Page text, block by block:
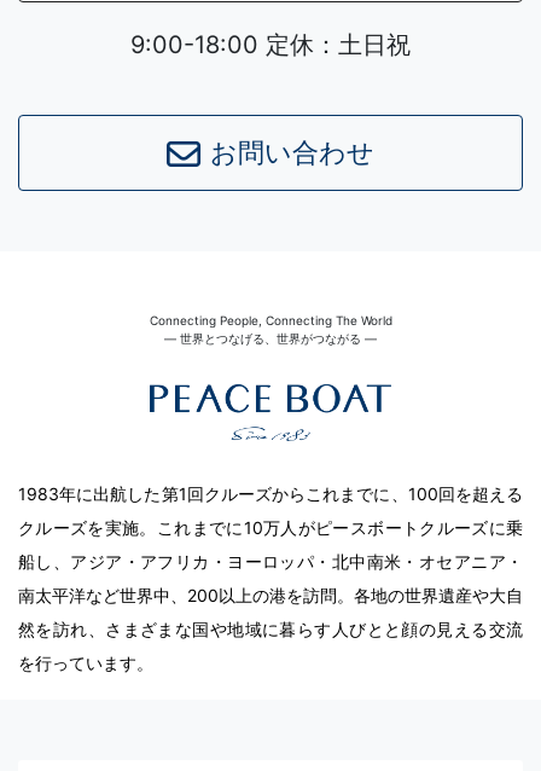
9:00-18:00 定休：土日祝
お問い合わせ
Connecting People, Connecting The World
― 世界とつなげる、世界がつながる ―
1983年に出航した第1回クルーズからこれまでに、100回を超える
クルーズを実施。これまでに10万人がピースボートクルーズに乗
船し、アジア・アフリカ・ヨーロッパ・北中南米・オセアニア・
南太平洋など世界中、200以上の港を訪問。各地の世界遺産や大自
然を訪れ、さまざまな国や地域に暮らす人びとと顔の見える交流
を行っています。